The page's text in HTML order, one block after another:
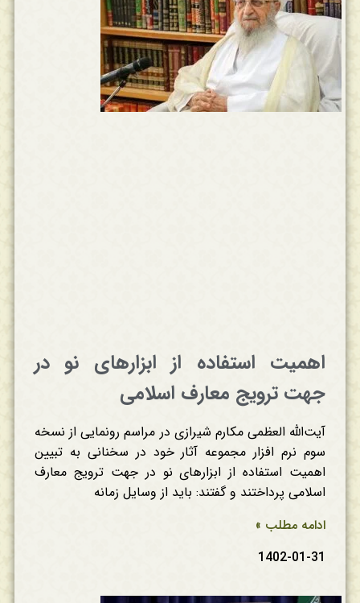
اهمیت استفاده از ابزارهای نو در
جهت ترویج معارف اسلامی
آیت‌الله العظمی مکارم شیرازی در مراسم رونمایی از نسخه
سوم نرم افزار مجموعه آثار خود در سخنانی به تبیین
اهمیت استفاده از ابزارهای نو در جهت ترویج معارف
اسلامی پرداختند و گفتند: باید از وسایل زمانه
ادامه مطلب »
1402-01-31